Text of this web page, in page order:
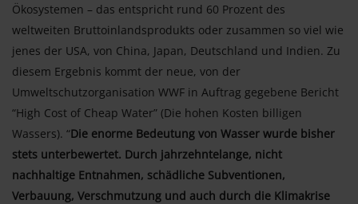
Ökosystemen – das entspricht rund 60 Prozent des
weltweiten Bruttoinlandsprodukts oder zusammen so viel wie
jenes der USA, von China, Japan, Deutschland und Indien. Zu
diesem Ergebnis kommt der neue, von der
Umweltschutzorganisation WWF in Auftrag gegebene Bericht
“High Cost of Cheap Water” (Die hohen Kosten billigen
Wassers). “Die enorme Bedeutung von Wasser wurde bisher
stets unterbewertet. Durch jahrzehntelange, nicht
nachhaltige Entnahmen, schädliche Subventionen,
Verbauung, Verschmutzung und auch durch die Klimakrise